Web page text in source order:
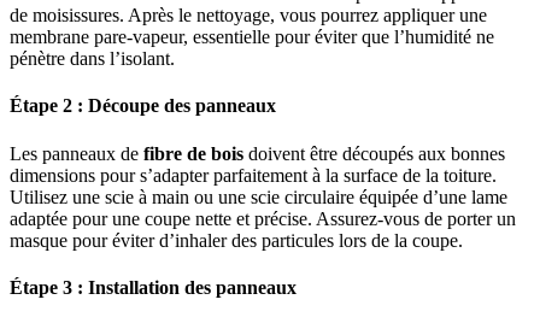
de moisissures. Après le nettoyage, vous pourrez appliquer une
membrane pare-vapeur, essentielle pour éviter que l’humidité ne
pénètre dans l’isolant.
Étape 2 : Découpe des panneaux
Les panneaux de fibre de bois doivent être découpés aux bonnes
dimensions pour s’adapter parfaitement à la surface de la toiture.
Utilisez une scie à main ou une scie circulaire équipée d’une lame
adaptée pour une coupe nette et précise. Assurez-vous de porter un
masque pour éviter d’inhaler des particules lors de la coupe.
Étape 3 : Installation des panneaux